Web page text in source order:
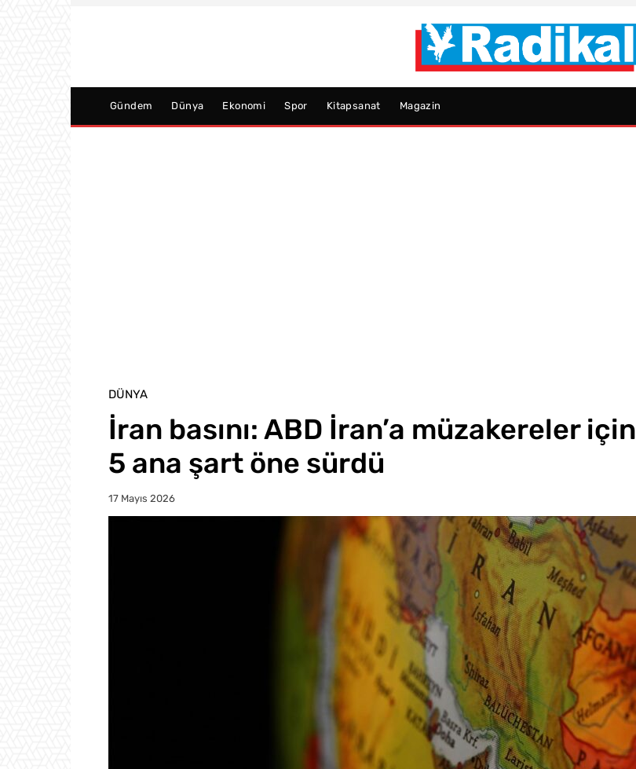
Gündem Dünya Ekonomi Spor Kitapsanat Magazin
DÜNYA
İran basını: ABD İran’a müzakereler için
5 ana şart öne sürdü
17 Mayıs 2026